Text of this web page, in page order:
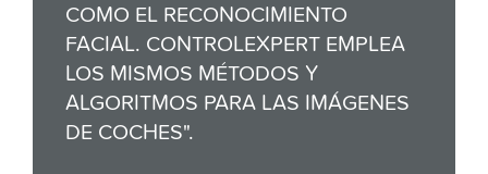
COMO EL RECONOCIMIENTO
FACIAL. CONTROLEXPERT EMPLEA
LOS MISMOS MÉTODOS Y
ALGORITMOS PARA LAS IMÁGENES
DE COCHES".